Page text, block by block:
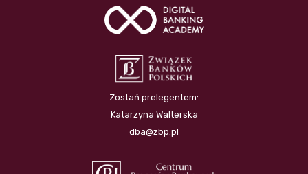
Zostań prelegentem:
Katarzyna Walterska
dba@zbp.pl